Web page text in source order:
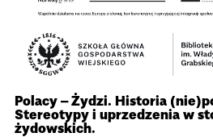
Polacy – Żydzi. Historia
Stereotypy i uprzedzenia w
żydowskich.